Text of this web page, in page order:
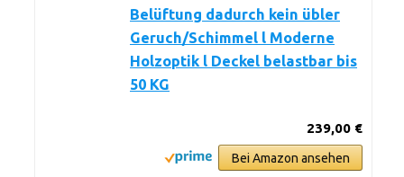
Belüftung dadurch kein übler
Geruch/Schimmel l Moderne
Holzoptik l Deckel belastbar bis
50 KG
239,00 €
Bei Amazon ansehen